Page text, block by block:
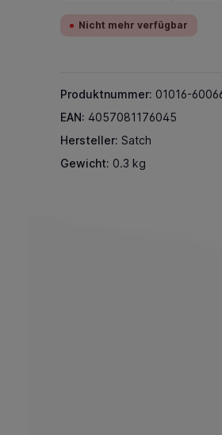
Nicht mehr verfügbar
Produktnummer: 01016-
EAN: 4057081176045
Hersteller: Satch
Gewicht: 0.3 kg